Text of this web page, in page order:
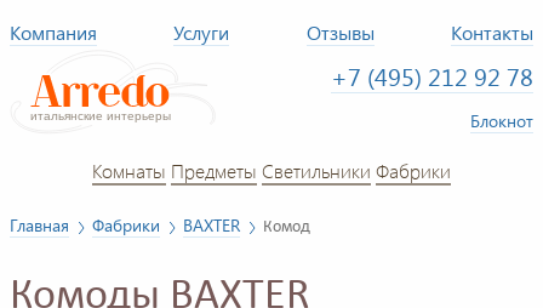
Компания Услуги Отзывы Контакты
+7 (495) 212 92 78
Блокнот
Комнаты Предметы Светильники Фабрики
Главная Фабрики BAXTER Комод
Комоды BAXTER